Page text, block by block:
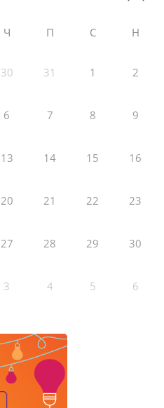
Ч П С Н
30 31 1 2
6 7 8 9
13 14 15 16
20 21 22 23
27 28 29 30
3 4 5 6